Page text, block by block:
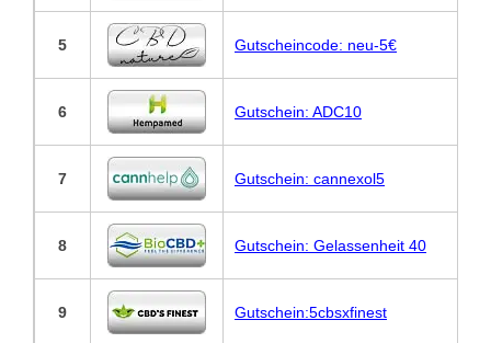
5 Gutscheincode: neu-5€
6 Gutschein: ADC10
7 Gutschein: cannexol5
8 Gutschein: Gelassenheit 40
9 Gutschein:5cbsxfinest